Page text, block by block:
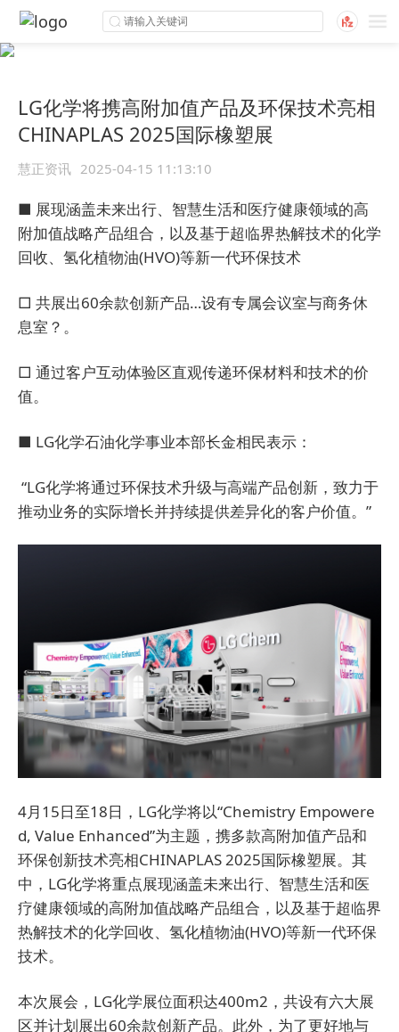
LG化学将携高附加值产品及环保技术亮相
CHINAPLAS 2025国际橡塑展
慧正资讯 2025-04-15 11:13:10
■ 展现涵盖未来出行、智慧生活和医疗健康领域的高
附加值战略产品组合，以及基于超临界热解技术的化学
回收、氢化植物油(HVO)等新一代环保技术
□ 共展出60余款创新产品…设有专属会议室与商务休
息室？。
□ 通过客户互动体验区直观传递环保材料和技术的价
值。
■ LG化学石油化学事业本部长金相民表示：
“LG化学将通过环保技术升级与高端产品创新，致力于
推动业务的实际增长并持续提供差异化的客户价值。”
4月15日至18日，LG化学将以“Chemistry Empowere
d, Value Enhanced”为主题，携多款高附加值产品和
环保创新技术亮相CHINAPLAS 2025国际橡塑展。其
中，LG化学将重点展现涵盖未来出行、智慧生活和医
疗健康领域的高附加值战略产品组合，以及基于超临界
热解技术的化学回收、氢化植物油(HVO)等新一代环保
技术。
本次展会，LG化学展位面积达400m2，共设有六大展
区并计划展出60余款创新产品。此外，为了更好地与